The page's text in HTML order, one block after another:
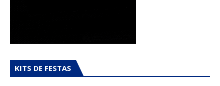
KITS DE FESTAS